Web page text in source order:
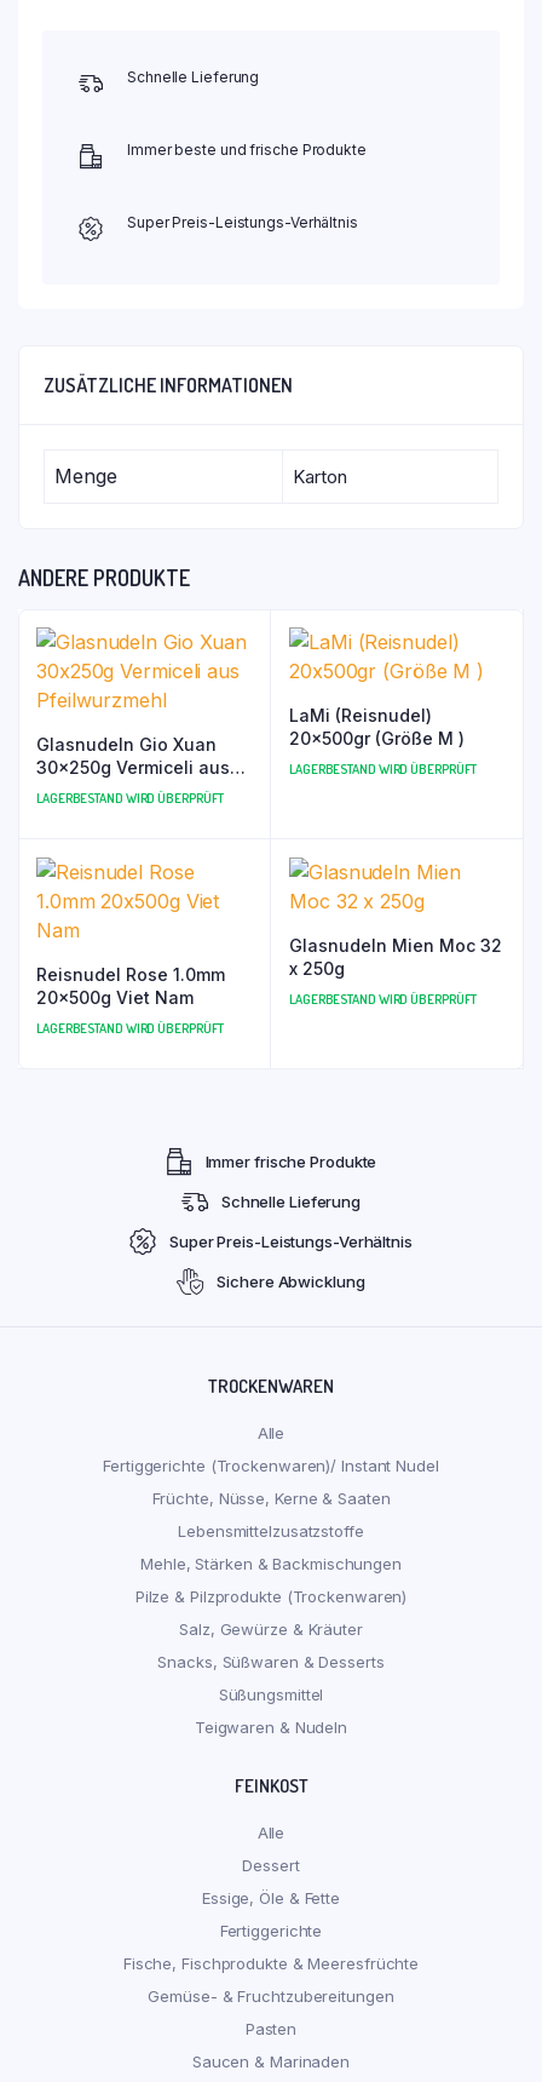
Schnelle Lieferung
Immer beste und frische Produkte
Super Preis-Leistungs-Verhältnis
ZUSÄTZLICHE INFORMATIONEN
Menge Karton
ANDERE PRODUKTE
Glasnudeln Gio Xuan
30x250g Vermiceli aus
Pfeilwurzmehl
LAGERBESTAND WIRD ÜBERPRÜFT
LaMi (Reisnudel)
20x500gr (Größe M )
LAGERBESTAND WIRD ÜBERPRÜFT
Reisnudel Rose 1.0mm
20x500g Viet Nam
LAGERBESTAND WIRD ÜBERPRÜFT
Glasnudeln Mien Moc 32
x 250g
LAGERBESTAND WIRD ÜBERPRÜFT
Immer frische Produkte
Schnelle Lieferung
Super Preis-Leistungs-Verhältnis
Sichere Abwicklung
TROCKENWAREN
Alle
Fertiggerichte (Trockenwaren)/ Instant Nudel
Früchte, Nüsse, Kerne & Saaten
Lebensmittelzusatzstoffe
Mehle, Stärken & Backmischungen
Pilze & Pilzprodukte (Trockenwaren)
Salz, Gewürze & Kräuter
Snacks, Süßwaren & Desserts
Süßungsmittel
Teigwaren & Nudeln
FEINKOST
Alle
Dessert
Essige, Öle & Fette
Fertiggerichte
Fische, Fischprodukte & Meeresfrüchte
Gemüse- & Fruchtzubereitungen
Pasten
Saucen & Marinaden